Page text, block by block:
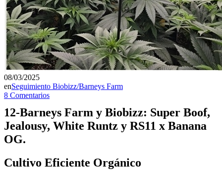
08/03/2025
enSeguimiento Biobizz/Barneys Farm
8 Comentarios
12-Barneys Farm y Biobizz: Super Boof,
Jealousy, White Runtz y RS11 x Banana
OG.
Cultivo Eficiente Orgánico